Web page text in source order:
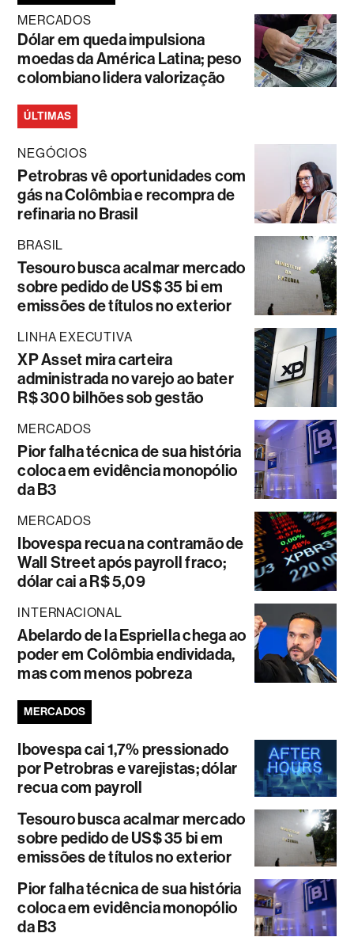
MERCADOS
Dólar em queda impulsiona
moedas da América Latina; peso
colombiano lidera valorização
ÚLTIMAS
NEGÓCIOS
Petrobras vê oportunidades com
gás na Colômbia e recompra de
refinaria no Brasil
BRASIL
Tesouro busca acalmar mercado
sobre pedido de US$ 35 bi em
emissões de títulos no exterior
LINHA EXECUTIVA
XP Asset mira carteira
administrada no varejo ao bater
R$ 300 bilhões sob gestão
MERCADOS
Pior falha técnica de sua história
coloca em evidência monopólio
da B3
MERCADOS
Ibovespa recua na contramão de
Wall Street após payroll fraco;
dólar cai a R$ 5,09
INTERNACIONAL
Abelardo de la Espriella chega ao
poder em Colômbia endividada,
mas com menos pobreza
MERCADOS
Ibovespa cai 1,7% pressionado
por Petrobras e varejistas; dólar
recua com payroll
Tesouro busca acalmar mercado
sobre pedido de US$ 35 bi em
emissões de títulos no exterior
Pior falha técnica de sua história
coloca em evidência monopólio
da B3